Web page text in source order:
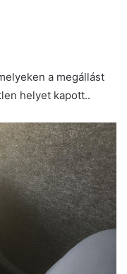
a megállást
helyet kapott..